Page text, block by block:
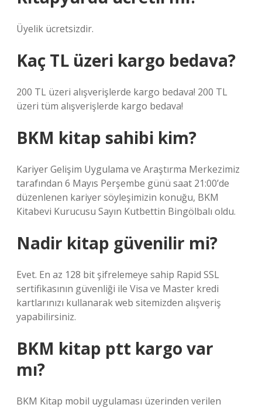
Üyelik ücretsizdir.
Kaç TL üzeri kargo bedava?
200 TL üzeri alışverişlerde kargo bedava! 200 TL
üzeri tüm alışverişlerde kargo bedava!
BKM kitap sahibi kim?
Kariyer Gelişim Uygulama ve Araştırma Merkezimiz
tarafından 6 Mayıs Perşembe günü saat 21:00’de
düzenlenen kariyer söyleşimizin konuğu, BKM
Kitabevi Kurucusu Sayın Kutbettin Bingölbalı oldu.
Nadir kitap güvenilir mi?
Evet. En az 128 bit şifrelemeye sahip Rapid SSL
sertifikasının güvenliği ile Visa ve Master kredi
kartlarınızı kullanarak web sitemizden alışveriş
yapabilirsiniz.
BKM kitap ptt kargo var
mı?
BKM Kitap mobil uygulaması üzerinden verilen